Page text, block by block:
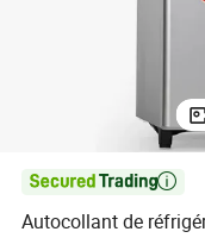

Autocollant de